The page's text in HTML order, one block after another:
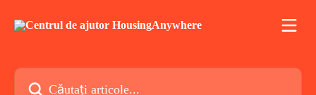
Căutați articole...